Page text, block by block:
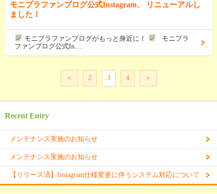
モニプラファンブログ公式Instagram、 リニューアルし
ました！
モニプラファンブログがもっと身近に！
モニプラ
ファンブログ公式In…
＜ 2 3 4 ＞
Recent Entry
メンテナンス実施のお知らせ
メンテナンス実施のお知らせ
【リリース済】Instagram仕様変更に伴うシステム対応について